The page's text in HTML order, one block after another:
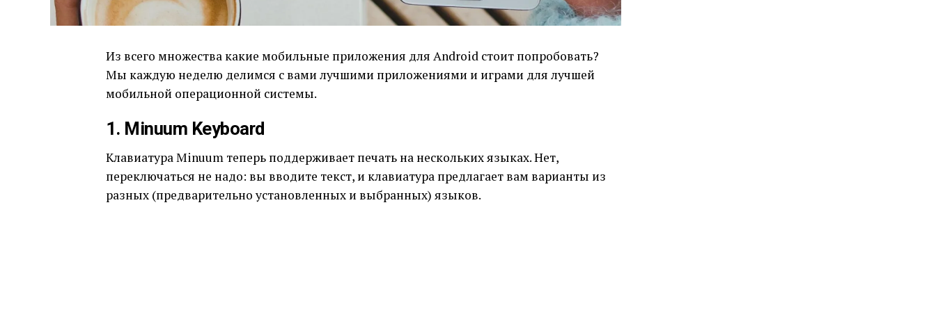
Из всего множества какие мобильные приложения для Android стоит попробовать?
Мы каждую неделю делимся с вами лучшими приложениями и играми для лучшей
мобильной операционной системы.
1. Minuum Keyboard
Клавиатура Minuum теперь поддерживает печать на нескольких языках. Нет,
переключаться не надо: вы вводите текст, и клавиатура предлагает вам варианты из
разных (предварительно установленных и выбранных) языков.